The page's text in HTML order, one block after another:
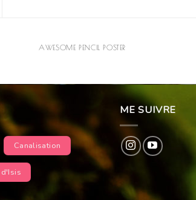
AWESOME PENCIL POSTER
Canalisation
ME SUIVRE